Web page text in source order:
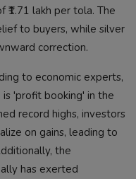
lakh per tola. The
to buyers, while silver
correction.
to economic experts,
'profit booking' in the
record highs, investors
on gains, leading to
the
has exerted